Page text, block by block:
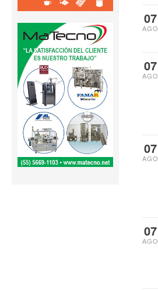
07
AGO
07
AGO
07
AGO
07
AGO